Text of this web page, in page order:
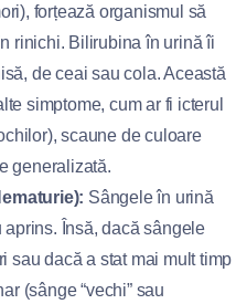
forțează organismul să
rinichi. Bilirubina în urină îi
de ceai sau cola. Această
simptome, cum ar fi icterul
scaune de culoare
generalizată.
Sângele în urină
Însă, dacă sângele
sau dacă a stat mai mult timp
(sânge “vechi” sau